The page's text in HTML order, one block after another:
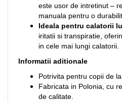
este usor de intretinut –
manuala pentru o
Ideala pentru calatorii
iritatii si transpiratie,
in cele mai lungi calatorii.
Informatii aditionale
Potrivita pentru copii de
Fabricata in Polonia, cu
de calitate.